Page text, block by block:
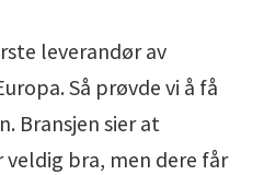
leverandør av
Så prøvde vi å få
Bransjen sier at
veldig bra, men dere får